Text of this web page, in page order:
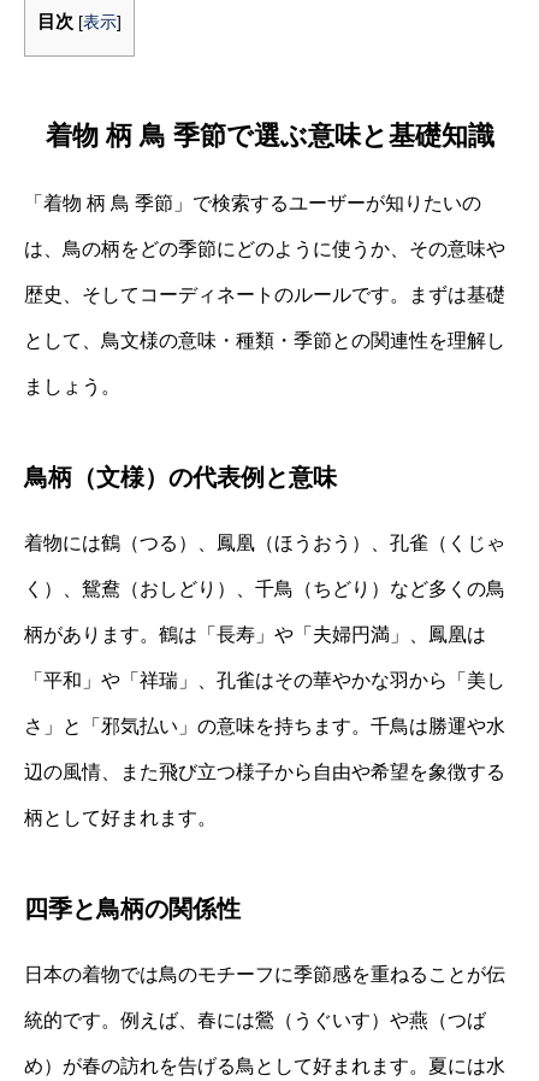
目次 [表示]
着物 柄 鳥 季節で選ぶ意味と基礎知識
「着物 柄 鳥 季節」で検索するユーザーが知りたいの
は、鳥の柄をどの季節にどのように使うか、その意味や
歴史、そしてコーディネートのルールです。まずは基礎
として、鳥文様の意味・種類・季節との関連性を理解し
ましょう。
鳥柄（文様）の代表例と意味
着物には鶴（つる）、鳳凰（ほうおう）、孔雀（くじゃ
く）、鴛鴦（おしどり）、千鳥（ちどり）など多くの鳥
柄があります。鶴は「長寿」や「夫婦円満」、鳳凰は
「平和」や「祥瑞」、孔雀はその華やかな羽から「美し
さ」と「邪気払い」の意味を持ちます。千鳥は勝運や水
辺の風情、また飛び立つ様子から自由や希望を象徴する
柄として好まれます。
四季と鳥柄の関係性
日本の着物では鳥のモチーフに季節感を重ねることが伝
統的です。例えば、春には鶯（うぐいす）や燕（つば
め）が春の訪れを告げる鳥として好まれます。夏には水